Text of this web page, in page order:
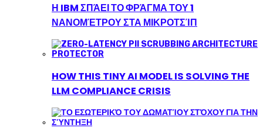
Η IBM ΣΠΆΕΙ ΤΟ ΦΡΆΓΜΑ ΤΟΥ 1
ΝΑΝΟΜΈΤΡΟΥ ΣΤΑ ΜΙΚΡΟΤΣΊΠ
HOW THIS TINY AI MODEL IS SOLVING THE
LLM COMPLIANCE CRISIS